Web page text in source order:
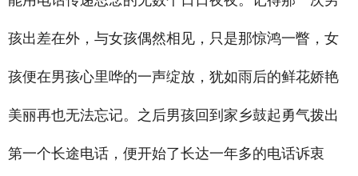
孩出差在外，与女孩偶然相见，只是那惊鸿一瞥，女
孩便在男孩心里哗的一声绽放，犹如雨后的鲜花娇艳
美丽再也无法忘记。之后男孩回到家乡鼓起勇气拨出
第一个长途电话，便开始了长达一年多的电话诉衷